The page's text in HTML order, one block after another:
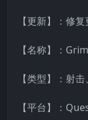
【更新】：修
【名称】：Grim
【类型】：射
【平台】：